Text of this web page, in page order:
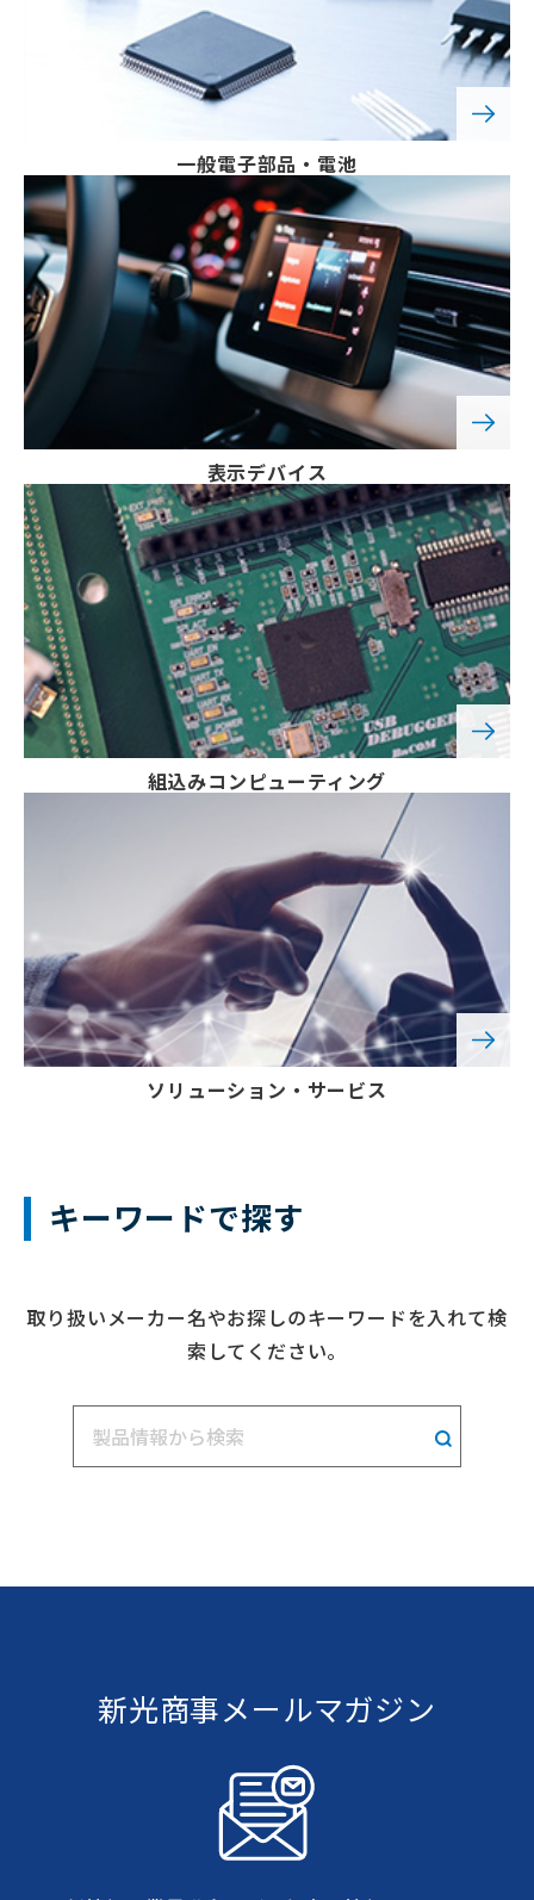
一般電子部品・電池
表示デバイス
組込みコンピューティング
ソリューション ・サービス
キーワードで探す
取り扱いメーカー名やお探しのキーワードを入れて検
索してください。
新光商事メールマガジン